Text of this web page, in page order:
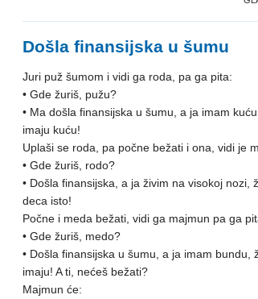
Došla finansijska u šumu
Juri puž šumom i vidi ga roda, pa ga pita:
• Gde žuriš, pužu?
• Ma došla finansijska u šumu, a ja imam
imaju kuću!
Uplaši se roda, pa počne bežati i ona, vidi je
• Gde žuriš, rodo?
• Došla finansijska, a ja živim na visokoj nozi,
deca isto!
Počne i meda bežati, vidi ga majmun pa ga
• Gde žuriš, medo?
• Došla finansijska u šumu, a ja imam bundu,
imaju! A ti, nećeš bežati?
Majmun će: